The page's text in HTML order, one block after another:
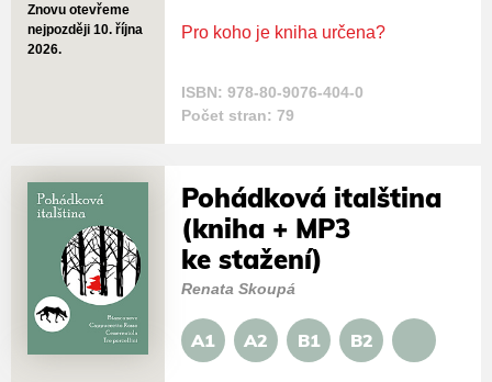
Pro koho je kniha určena?
ISBN: 978-80-9076-404-0
Počet stran: 79
Znovu otevřeme
nejpozději 10. října
2026.
Pohádková italština
(kniha + MP3
ke stažení)
Renata Skoupá
A1 A2 B1 B2